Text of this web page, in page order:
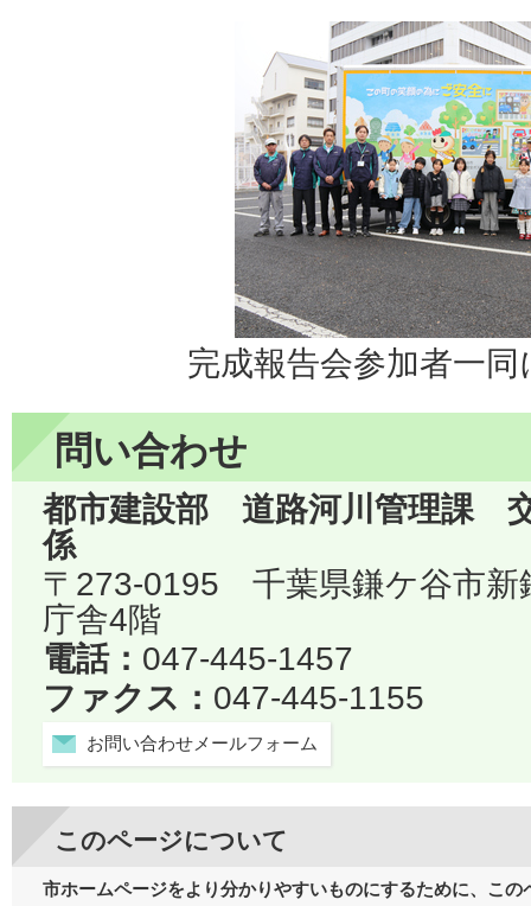
完成報告会参加者一
問い合わせ
都市建設部 道路河川管理課
係
〒273-0195 千葉県鎌ケ谷市
庁舎4階
電話： 047-445-1457
ファクス： 047-445-1155
お問い合わせメールフォーム
このページについて
市ホームページをより分かりやすいものにするために、こ